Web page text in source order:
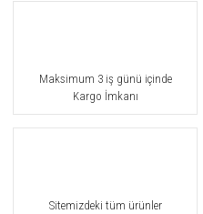
Maksimum 3 iş günü içinde
Kargo İmkanı
Sitemizdeki tüm ürünler